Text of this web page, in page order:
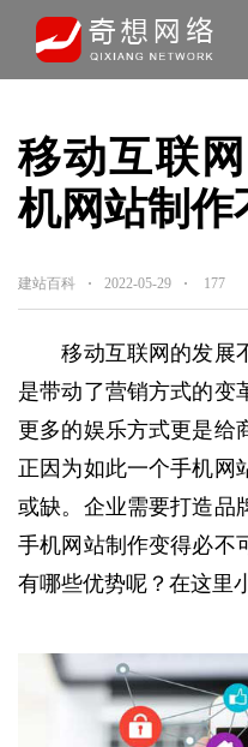
移动互联
机网站制作
建站百科 2022-05-29 177
移动互联网的发展不
是带动了营销方式的变
更多的娱乐方式更是给
正因为如此一个手机网
或缺。企业需要打造品
手机网站制作变得必不
有哪些优势呢？在这里